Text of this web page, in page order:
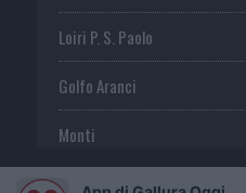
Loiri P. S. Paolo
Golfo Aranci
Monti
Telti